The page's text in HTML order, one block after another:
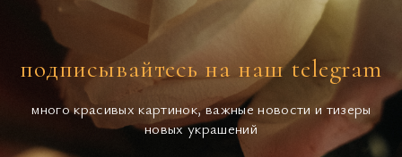
подписывайтесь на наш telegram
много красивых картинок, важные новости и тизеры
новых украшений